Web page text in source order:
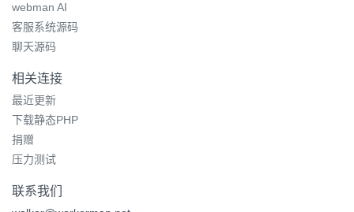
webman AI
客服系统源码
聊天源码
相关连接
最近更新
下载静态PHP
捐赠
压力测试
联系我们